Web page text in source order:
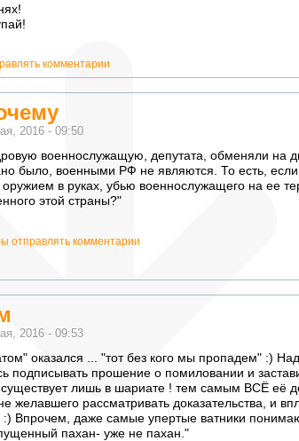
комментарии
2016 - 09:50
военнослужащую, депутата, обменяли на
было, военными РФ не являются. То есть, если
в руках, убью военнослужащего на ее
этой страны?"
отправлять комментарии
2016 - 09:53
оказался ... "тот без кого мы пропадем" :)
прошение о помиловании и
лишь в шариате ! тем самым ВСЁ её
желавшего рассматривать доказательства, и
Впрочем, даже самые упертые ватники
пахан- уже не пахан."